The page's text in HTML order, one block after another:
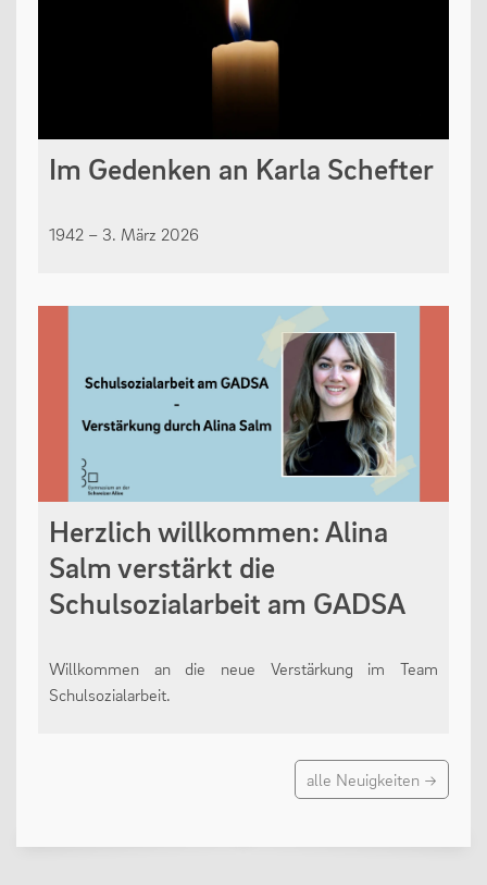
Im Gedenken an Karla Schefter
1942 – 3. März 2026
Herzlich willkommen: Alina
Salm verstärkt die
Schulsozialarbeit am GADSA
Willkommen an die neue Verstärkung im Team
Schulsozialarbeit.
alle Neuigkeiten →